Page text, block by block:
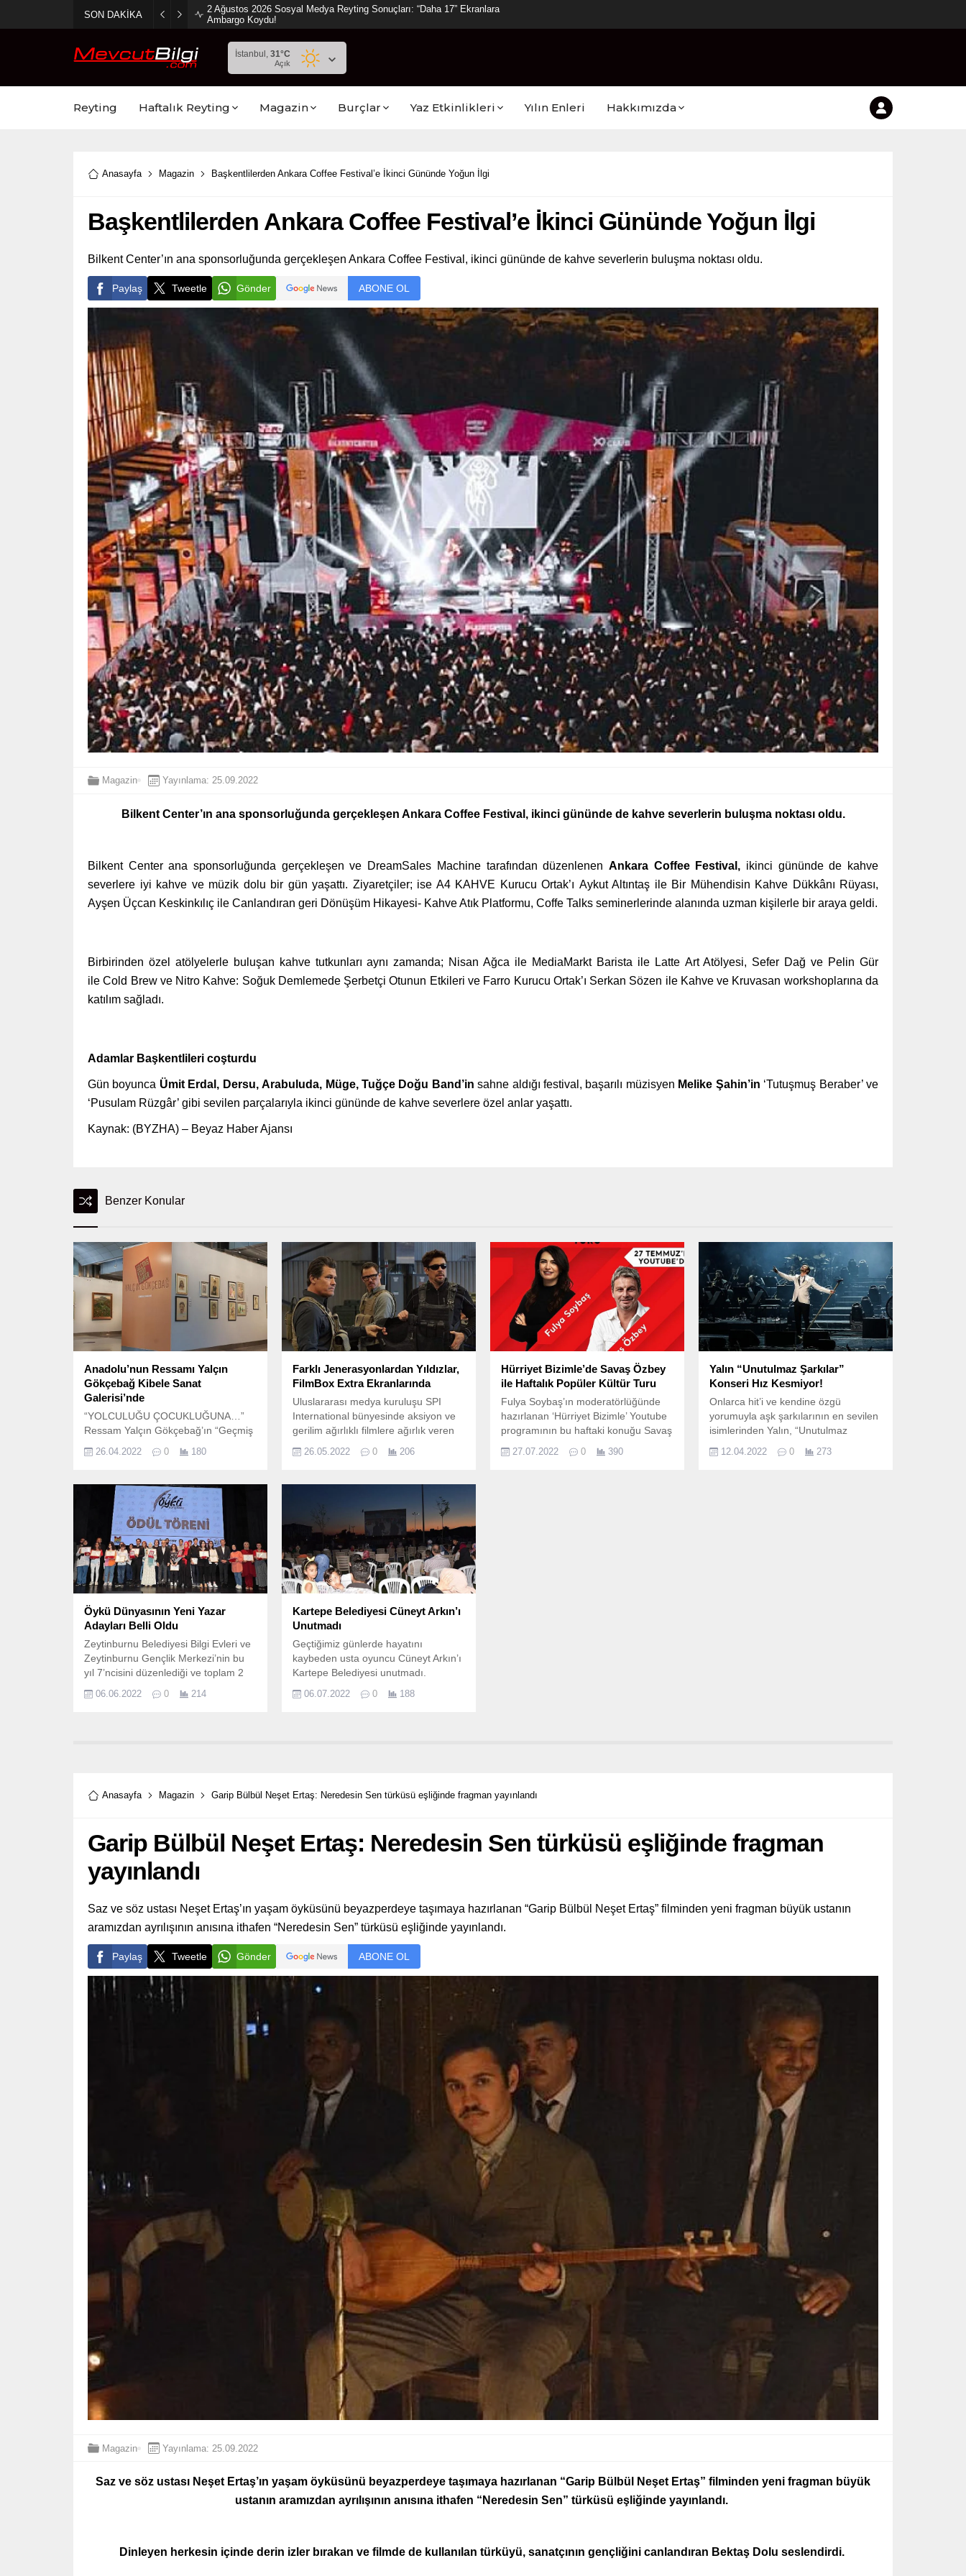
SON DAKİKA
2 Ağustos 2026 Sosyal Medya Reyting Sonuçları: “Daha 17” Ekranlara
Ambargo Koydu!
İstanbul, 31°C
Açık
Reyting Haftalık Reyting Magazin Burçlar Yaz Etkinlikleri Yılın Enleri Hakkımızda
Anasayfa Magazin Başkentlilerden Ankara Coffee Festival’e İkinci Gününde Yoğun İlgi
Başkentlilerden Ankara Coffee Festival’e İkinci Gününde Yoğun İlgi
Bilkent Center’ın ana sponsorluğunda gerçekleşen Ankara Coffee Festival, ikinci gününde de kahve severlerin buluşma noktası oldu.
Paylaş Tweetle Gönder ABONE OL
Magazin Yayınlama: 25.09.2022
Bilkent Center’ın ana sponsorluğunda gerçekleşen Ankara Coffee Festival, ikinci gününde de kahve severlerin buluşma noktası oldu.
Bilkent Center ana sponsorluğunda gerçekleşen ve DreamSales Machine tarafından düzenlenen Ankara Coffee Festival, ikinci gününde de kahve
severlere iyi kahve ve müzik dolu bir gün yaşattı. Ziyaretçiler; ise A4 KAHVE Kurucu Ortak’ı Aykut Altıntaş ile Bir Mühendisin Kahve Dükkânı Rüyası,
Ayşen Üçcan Keskinkılıç ile Canlandıran geri Dönüşüm Hikayesi- Kahve Atık Platformu, Coffe Talks seminerlerinde alanında uzman kişilerle bir araya geldi.
Birbirinden özel atölyelerle buluşan kahve tutkunları aynı zamanda; Nisan Ağca ile MediaMarkt Barista ile Latte Art Atölyesi, Sefer Dağ ve Pelin Gür
ile Cold Brew ve Nitro Kahve: Soğuk Demlemede Şerbetçi Otunun Etkileri ve Farro Kurucu Ortak’ı Serkan Sözen ile Kahve ve Kruvasan workshoplarına da
katılım sağladı.
Adamlar Başkentlileri coşturdu
Gün boyunca Ümit Erdal, Dersu, Arabuluda, Müge, Tuğçe Doğu Band’in sahne aldığı festival, başarılı müzisyen Melike Şahin’in ‘Tutuşmuş Beraber’ ve
‘Pusulam Rüzgâr’ gibi sevilen parçalarıyla ikinci gününde de kahve severlere özel anlar yaşattı.
Kaynak: (BYZHA) – Beyaz Haber Ajansı
Benzer Konular
Anadolu’nun Ressamı Yalçın
Gökçebağ Kibele Sanat
Galerisi’nde
“YOLCULUĞU ÇOCUKLUĞUNA…”
Ressam Yalçın Gökçebağ’ın “Geçmiş
Salı gününden itibaren Kibele Sanat
buluşuyor.
26.04.2022 0 180
Farklı Jenerasyonlardan Yıldızlar,
FilmBox Extra Ekranlarında
Uluslararası medya kuruluşu SPI
International bünyesinde aksiyon ve
gerilim ağırlıklı filmlere ağırlık veren
aksiyon, gerilim, heyecan dolu
filmlerle serüvenin temposunu
26.05.2022 0 206
Hürriyet Bizimle’de Savaş Özbey
ile Haftalık Popüler Kültür Turu
Fulya Soybaş’ın moderatörlüğünde
hazırlanan ‘Hürriyet Bizimle’ Youtube
programının bu haftaki konuğu Savaş
sıcak gelişmelerin nabzını tuttu
27.07.2022 0 390
Yalın “Unutulmaz Şarkılar”
Konseri Hız Kesmiyor!
Onlarca hit’i ve kendine özgü
yorumuyla aşk şarkılarının en sevilen
isimlerinden Yalın, “Unutulmaz
üçüncüsünü dün akşam görkemli
12.04.2022 0 273
Öykü Dünyasının Yeni Yazar
Adayları Belli Oldu
Zeytinburnu Belediyesi Bilgi Evleri ve
Zeytinburnu Gençlik Merkezi’nin bu
yıl 7’ncisini düzenlediği ve toplam 2
‘Öykü Yarışması’nın kazananları belli
06.06.2022 0 214
Kartepe Belediyesi Cüneyt Arkın’ı
Unutmadı
Geçtiğimiz günlerde hayatını
kaybeden usta oyuncu Cüneyt Arkın’ı
Kartepe Belediyesi unutmadı.
06.07.2022 0 188
Anasayfa Magazin Garip Bülbül Neşet Ertaş: Neredesin Sen türküsü eşliğinde fragman yayınlandı
Garip Bülbül Neşet Ertaş: Neredesin Sen türküsü eşliğinde fragman
yayınlandı
Saz ve söz ustası Neşet Ertaş’ın yaşam öyküsünü beyazperdeye taşımaya hazırlanan “Garip Bülbül Neşet Ertaş” filminden yeni fragman büyük ustanın
aramızdan ayrılışının anısına ithafen “Neredesin Sen” türküsü eşliğinde yayınlandı.
Paylaş Tweetle Gönder ABONE OL
Magazin Yayınlama: 25.09.2022
Saz ve söz ustası Neşet Ertaş’ın yaşam öyküsünü beyazperdeye taşımaya hazırlanan “Garip Bülbül Neşet Ertaş” filminden yeni fragman büyük
ustanın aramızdan ayrılışının anısına ithafen “Neredesin Sen” türküsü eşliğinde yayınlandı.
Dinleyen herkesin içinde derin izler bırakan ve filmde de kullanılan türküyü, sanatçının gençliğini canlandıran Bektaş Dolu seslendirdi.